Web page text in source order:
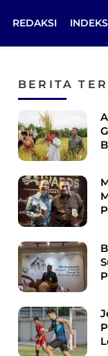
REDAKSI INDEKS
BERITA